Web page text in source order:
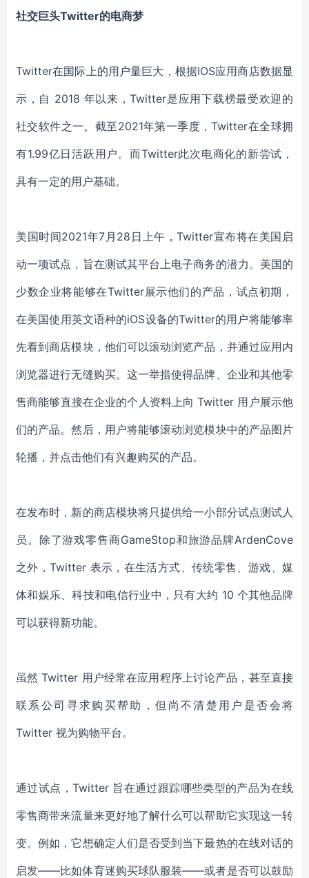
社交巨头Twitter的电商梦
Twitter在国际上的用户量巨大，根据IOS应用商店数据显
示，自 2018 年以来，Twitter是应用下载榜最受欢迎的
社交软件之一。截至2021年第一季度，Twitter在全球拥
有1.99亿日活跃用户。而Twitter此次电商化的新尝试，
具有一定的用户基础。
美国时间2021年7月28日上午，Twitter宣布将在美国启
动一项试点，旨在测试其平台上电子商务的潜力。美国的
少数企业将能够在Twitter展示他们的产品，试点初期，
在美国使用英文语种的iOS设备的Twitter的用户将能够率
先看到商店模块，他们可以滚动浏览产品，并通过应用内
浏览器进行无缝购买。这一举措使得品牌、企业和其他零
售商能够直接在企业的个人资料上向 Twitter 用户展示他
们的产品。然后，用户将能够滚动浏览模块中的产品图片
轮播，并点击他们有兴趣购买的产品。
在发布时，新的商店模块将只提供给一小部分试点测试人
员。除了游戏零售商GameStop和旅游品牌ArdenCove
之外，Twitter 表示，在生活方式、传统零售、游戏、媒
体和娱乐、科技和电信行业中，只有大约 10 个其他品牌
可以获得新功能。
虽然 Twitter 用户经常在应用程序上讨论产品，甚至直接
联系公司寻求购买帮助，但尚不清楚用户是否会将
Twitter 视为购物平台。
通过试点，Twitter 旨在通过跟踪哪些类型的产品为在线
零售商带来流量来更好地了解什么可以帮助它实现这一转
变。例如，它想确定人们是否受到当下最热的在线对话的
启发——比如体育迷购买球队服装——或者是否可以鼓励